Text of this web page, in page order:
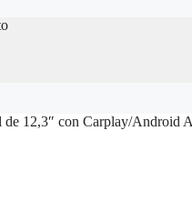
de 12,3″ con Carplay/